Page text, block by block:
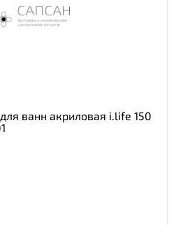
ванн акриловая i.life 150